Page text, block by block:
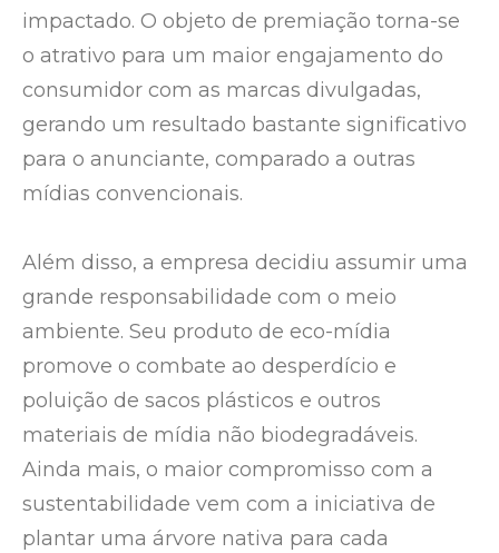
impactado. O objeto de premiação torna-se
o atrativo para um maior engajamento do
consumidor com as marcas divulgadas,
gerando um resultado bastante significativo
para o anunciante, comparado a outras
mídias convencionais.
Além disso, a empresa decidiu assumir uma
grande responsabilidade com o meio
ambiente. Seu produto de eco-mídia
promove o combate ao desperdício e
poluição de sacos plásticos e outros
materiais de mídia não biodegradáveis.
Ainda mais, o maior compromisso com a
sustentabilidade vem com a iniciativa de
plantar uma árvore nativa para cada